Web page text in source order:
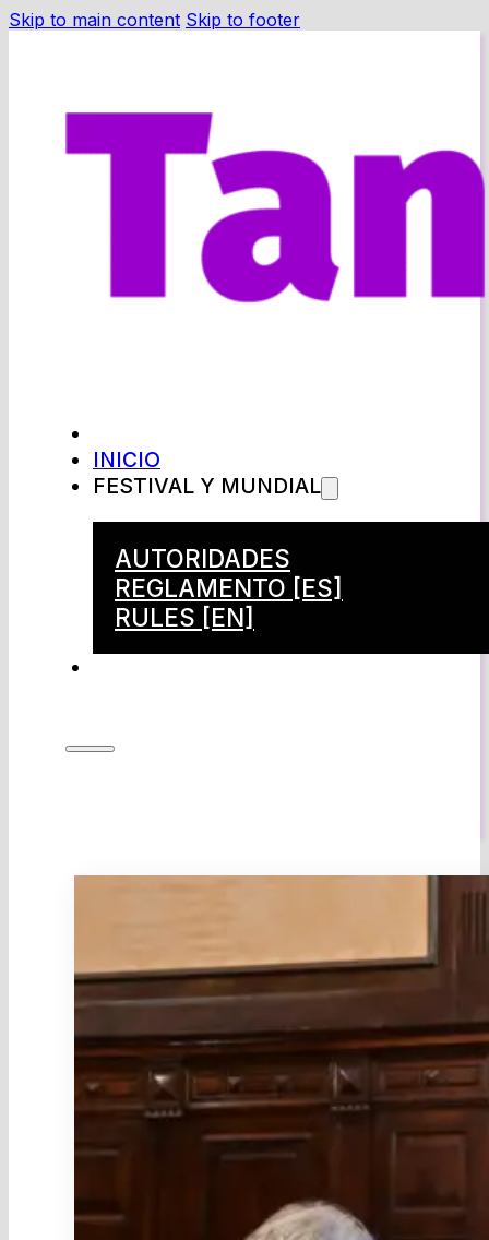
Skip to main content Skip to footer
INICIO
FESTIVAL Y MUNDIAL
AUTORIDADES
REGLAMENTO [ES]
RULES [EN]